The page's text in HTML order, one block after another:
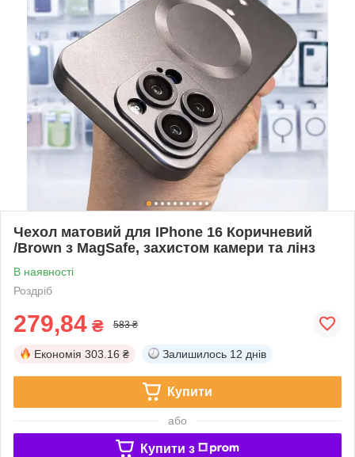
Чехол матовий для IPhone 16 Коричневий
/Brown з MagSafe, захистом камери та лінз
В наявності
Роздріб
279,84 ₴ 583 ₴
Економія 303.16 ₴ Залишилось 12 днів
Купити
або
Купити з